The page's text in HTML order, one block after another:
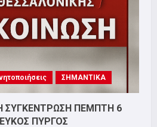
ΣΗΜΑΝΤΙΚΑ
ΣΥΓΚΕΝΤΡΩΣΗ ΠΕΜΠΤΗ 6
ΠΥΡΓΟΣ